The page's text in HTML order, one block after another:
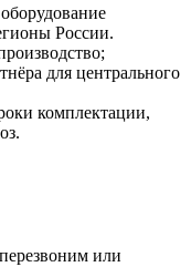
России.
для центрального
комплектации,
или